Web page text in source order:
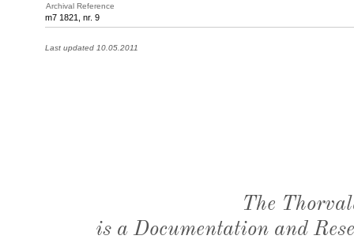
Archival Reference
m7 1821, nr. 9
Last updated 10.05.2011
The
is a Documentation and